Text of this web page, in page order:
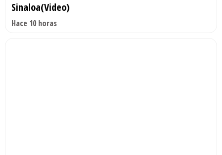
Sinaloa(Video)
Hace 10 horas